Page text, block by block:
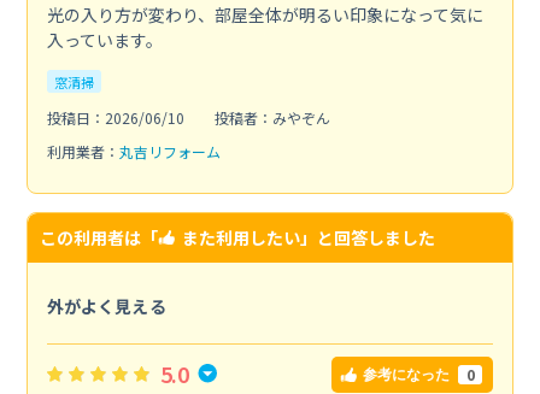
光の入り方が変わり、部屋全体が明るい印象になって気に
入っています。
窓清掃
投稿日：2026/06/10
投稿者：みやぞん
利用業者： 丸吉リフォーム
この利用者は「 また利用したい」と回答しました
外がよく見える
5.0 参考になった 0